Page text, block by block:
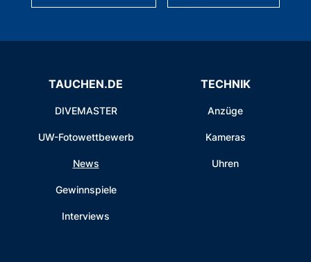
TAUCHEN.DE
DIVEMASTER
UW-Fotowettbewerb
News
Gewinnspiele
Interviews
TECHNIK
Anzüge
Kameras
Uhren